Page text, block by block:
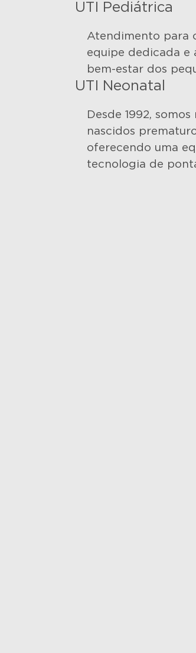
UTI Pediátrica
Atendimento para
equipe dedicada
bem-estar dos
UTI Neonatal
Desde 1992,
nascidos
oferecendo uma
tecnologia de